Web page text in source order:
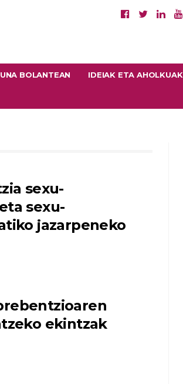
BOLANTEAN IDEIAK ETA AHOLKUAK
sexu-
sexu-
jazarpeneko
ekintzak